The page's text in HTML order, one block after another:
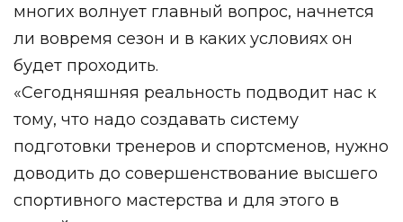
многих волнует главный вопрос, начнется
ли вовремя сезон и в каких условиях он
будет проходить.
«Сегодняшняя реальность подводит нас к
тому, что надо создавать систему
подготовки тренеров и спортсменов, нужно
доводить до совершенствование высшего
спортивного мастерства и для этого в